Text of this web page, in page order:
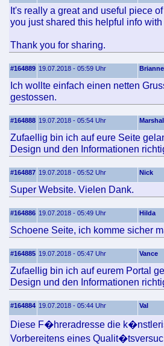
It's really a great and useful piece
you just shared this helpful info
Thank you for sharing.
#164889 19.07.2018 - 05:59 Uhr Brianne
Ich wollte einfach einen netten
gestossen.
#164888 19.07.2018 - 05:54 Uhr
Zufaellig bin ich auf eure Seite
Design und den Informationen
#164887 19.07.2018 - 05:52 Uhr Nick
Super Website. Vielen Dank.
#164886 19.07.2018 - 05:49 Uhr Hilda
Schoene Seite, ich komme sicher
#164885 19.07.2018 - 05:47 Uhr Vance
Zufaellig bin ich auf eurem Portal
Design und den Informationen
#164884 19.07.2018 - 05:44 Uhr Val
Diese F�hreradresse die
Vorbereitens eines